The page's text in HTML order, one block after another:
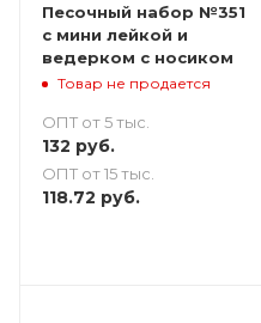
Песочный набор №351
с мини лейкой и
ведерком с носиком
Товар не продается
ОПТ от 5 тыс.
132 руб.
ОПТ от 15 тыс.
118.72 руб.